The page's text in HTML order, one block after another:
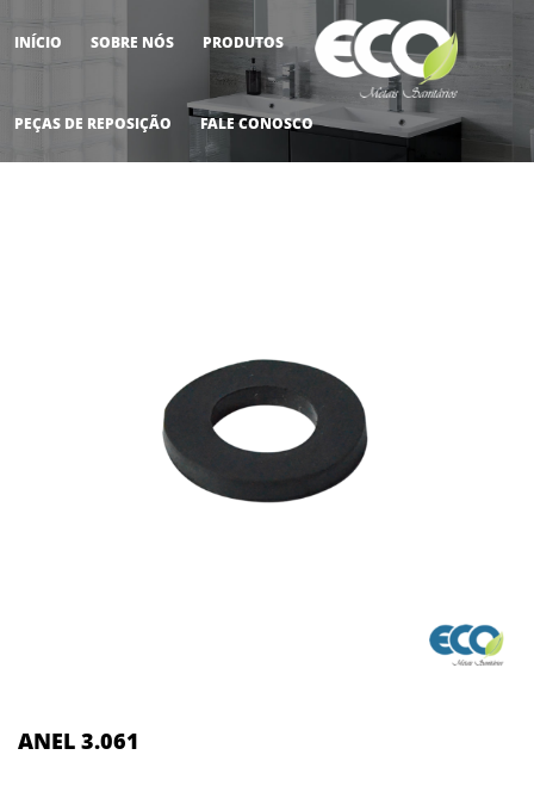
INÍCIO SOBRE NÓS PRODUTOS
PEÇAS DE REPOSIÇÃO FALE CONOSCO
ANEL 3.061